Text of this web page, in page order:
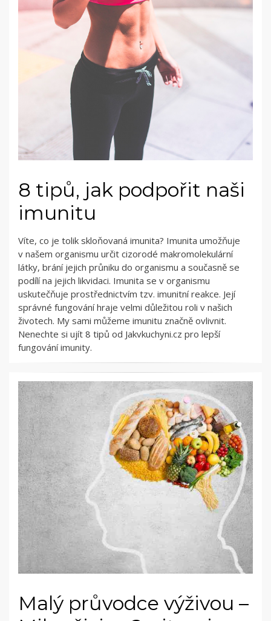
8 tipů, jak podpořit naši
imunitu
Víte, co je tolik skloňovaná imunita? Imunita umožňuje
v našem organismu určit cizorodé makromolekulární
látky, brání jejich průniku do organismu a současně se
podílí na jejich likvidaci. Imunita se v organismu
uskutečňuje prostřednictvím tzv. imunitní reakce. Její
správné fungování hraje velmi důležitou roli v našich
životech. My sami můžeme imunitu značně ovlivnit.
Nenechte si ujít 8 tipů od Jakvkuchyni.cz pro lepší
fungování imunity.
Malý průvodce výživou –